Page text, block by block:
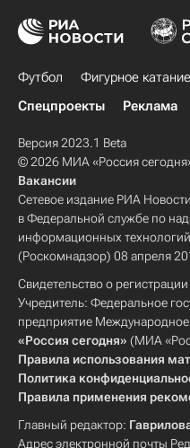
Футбол Фигурное катание
Спецпроекты
Реклама
Версия 2023.1 Beta
© 2026 МИА «Россия
Вакансии
Сетевое издание РИА
в Федеральной службе по
информационных
(Роскомнадзор) 08 апреля
Свидетельство о
Учредитель: Федеральное
предприятие
«Россия сегодня» (МИА
Правила использования
Политика
Правила применения
Главный редактор:
Адрес электронной почты